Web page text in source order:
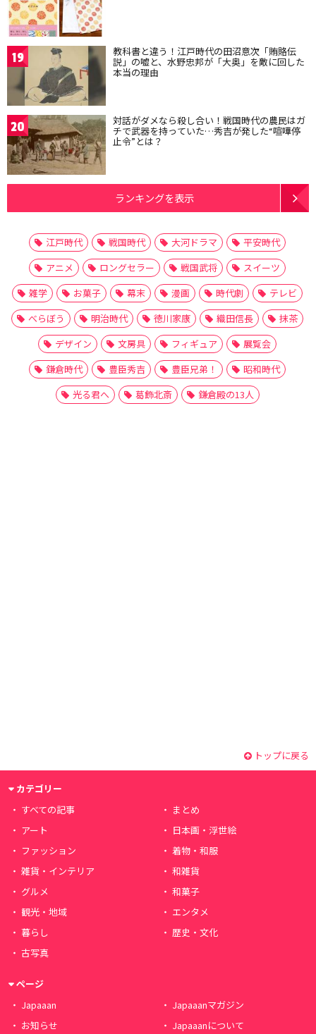
19 教科書と違う！江戸時代の田沼意次「賄賂伝
説」の嘘と、水野忠邦が「大奥」を敵に回した
本当の理由
20 対話がダメなら殺し合い！戦国時代の農民はガ
チで武器を持っていた…秀吉が発した“喧嘩停
止令”とは？
ランキングを表示
江戸時代 戦国時代 大河ドラマ
平安時代
アニメ
ロングセラー 戦国武将
スイーツ
雑学
お菓子 幕末 漫画 時代劇
テレビ
べらぼう
明治時代 徳川家康 織田信長
抹茶
デザイン
文房具 フィギュア
展覧会
鎌倉時代
豊臣秀吉 豊臣兄弟！
昭和時代
光る君へ
葛飾北斎 鎌倉殿の13人
トップに戻る
カテゴリー
すべての記事
まとめ
アート
日本画・浮世絵
ファッション
着物・和服
雑貨・インテリア
和雑貨
グルメ
和菓子
観光・地域
エンタメ
暮らし
歴史・文化
古写真
ページ
Japaaan
Japaaanマガジン
お知らせ
Japaaanについて